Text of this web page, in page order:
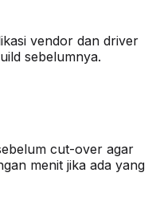
vendor dan driver
sebelumnya.
cut-over agar
menit jika ada yang